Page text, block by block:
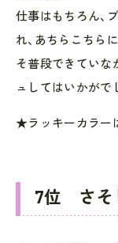
仕事はもちろん、
れ、あちらこちら
そ普段できていな
ュしてはいかがで
★ラッキーカラー
7位 さそ